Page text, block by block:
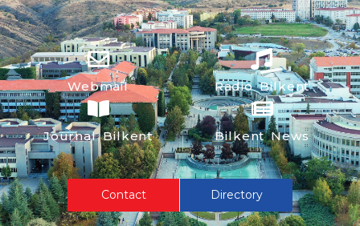
Webmail Radio Bilkent
Journal Bilkent Bilkent News
Contact Directory